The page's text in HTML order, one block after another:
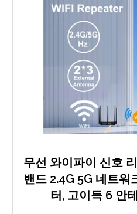
무선 와이파이 신호
밴드 2.4G 5G 네트워
터, 고이득 6 안